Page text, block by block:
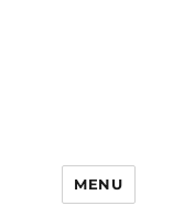
MENU